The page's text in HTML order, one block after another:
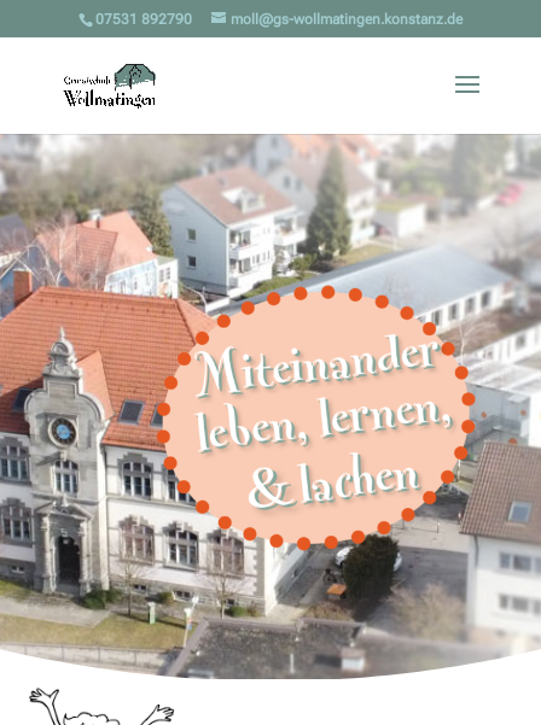
07531 892790 moll@gs-wollmatingen.konstanz.de